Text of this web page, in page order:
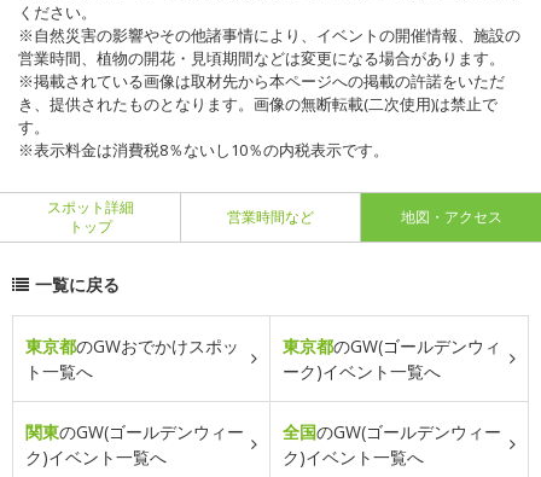
ください。
※自然災害の影響やその他諸事情により、イベントの開催情報、施設の
営業時間、植物の開花・見頃期間などは変更になる場合があります。
※掲載されている画像は取材先から本ページへの掲載の許諾をいただ
き、提供されたものとなります。画像の無断転載(二次使用)は禁止で
す。
※表示料金は消費税8％ないし10％の内税表示です。
スポット詳細
トップ
営業時間など 地図・アクセス
一覧に戻る
東京都のGWおでかけスポッ
ト一覧へ
東京都のGW(ゴールデンウィ
ーク)イベント一覧へ
関東のGW(ゴールデンウィー
ク)イベント一覧へ
全国のGW(ゴールデンウィー
ク)イベント一覧へ